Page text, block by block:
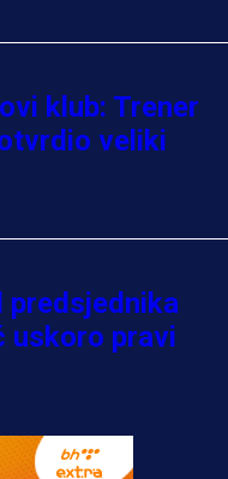
klub: Trener
veliki
predsjednika
uskoro pravi